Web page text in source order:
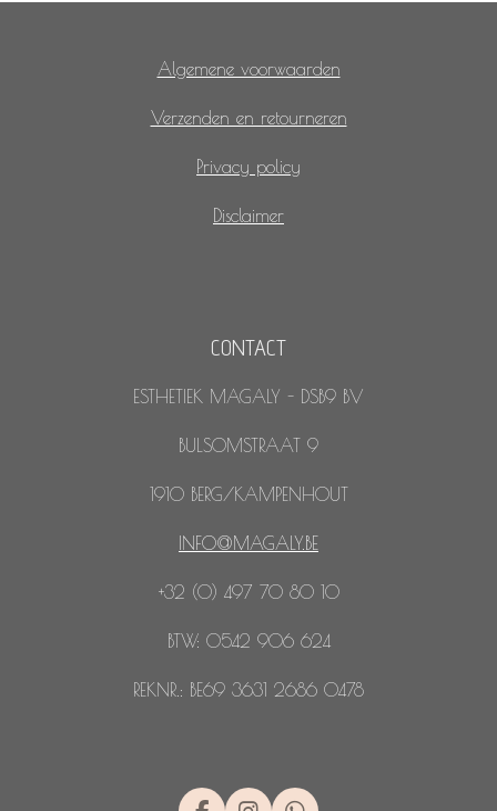
Algemene voorwaarden
Verzenden en retourneren
Privacy policy
Disclaimer
CONTACT
ESTHETIEK MAGALY - DSB9 BV
BULSOMSTRAAT 9
1910 BERG/KAMPENHOUT
INFO@MAGALY.BE
+32 (0) 497 70 80 10
BTW: 0542 906 624
REKNR.: BE69 3631 2686 0478